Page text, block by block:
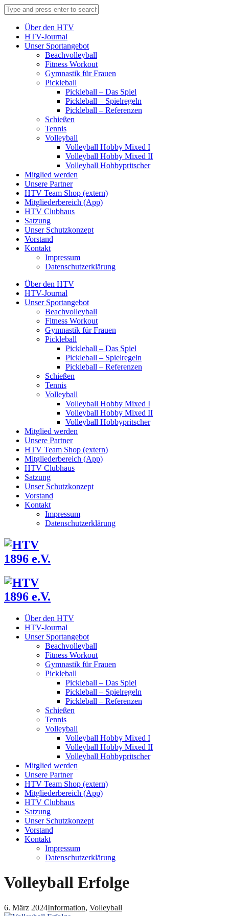
Über den HTV
HTV-Journal
Unser Sportangebot
Beachvolleyball
Fitness Workout
Gymnastik für Frauen
Pickleball
Pickleball – Das Spiel
Pickleball – Spielregeln
Pickleball – Referenzen
Schießen
Tennis
Volleyball
Volleyball Hobby Mixed I
Volleyball Hobby Mixed II
Volleyball Hobbypritscher
Mitglied werden
Unsere Partner
HTV Team Shop (extern)
Mitgliederbereich (App)
HTV Clubhaus
Satzung
Unser Schutzkonzept
Vorstand
Kontakt
Impressum
Datenschutzerklärung
Über den HTV
HTV-Journal
Unser Sportangebot
Beachvolleyball
Fitness Workout
Gymnastik für Frauen
Pickleball
Pickleball – Das Spiel
Pickleball – Spielregeln
Pickleball – Referenzen
Schießen
Tennis
Volleyball
Volleyball Hobby Mixed I
Volleyball Hobby Mixed II
Volleyball Hobbypritscher
Mitglied werden
Unsere Partner
HTV Team Shop (extern)
Mitgliederbereich (App)
HTV Clubhaus
Satzung
Unser Schutzkonzept
Vorstand
Kontakt
Impressum
Datenschutzerklärung
Über den HTV
HTV-Journal
Unser Sportangebot
Beachvolleyball
Fitness Workout
Gymnastik für Frauen
Pickleball
Pickleball – Das Spiel
Pickleball – Spielregeln
Pickleball – Referenzen
Schießen
Tennis
Volleyball
Volleyball Hobby Mixed I
Volleyball Hobby Mixed II
Volleyball Hobbypritscher
Mitglied werden
Unsere Partner
HTV Team Shop (extern)
Mitgliederbereich (App)
HTV Clubhaus
Satzung
Unser Schutzkonzept
Vorstand
Kontakt
Impressum
Datenschutzerklärung
Volleyball Erfolge
6. März 2024Information, Volleyball